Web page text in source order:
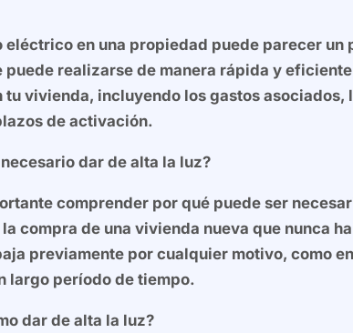
en una propiedad puede parecer un
realizarse de manera rápida y
vivienda, incluyendo los gastos
de activación.
dar de alta la luz?
comprender por qué puede ser
compra de una vivienda nueva que nunca
previamente por cualquier motivo, como
largo período de tiempo.
dar de alta la luz?